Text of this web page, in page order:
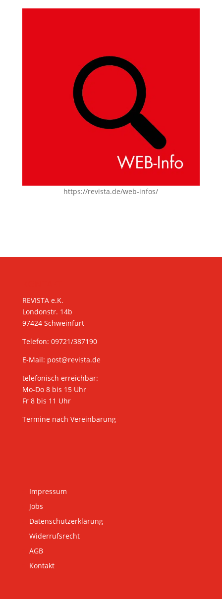
https://revista.de/web-infos/
REVISTA e.K.
Londonstr. 14b
97424 Schweinfurt
Telefon: 09721/387190
E-Mail: post@revista.de
telefonisch erreichbar:
Mo-Do 8 bis 15 Uhr
Fr 8 bis 11 Uhr
Termine nach Vereinbarung
Impressum
Jobs
Datenschutzerklärung
Widerrufsrecht
AGB
Kontakt